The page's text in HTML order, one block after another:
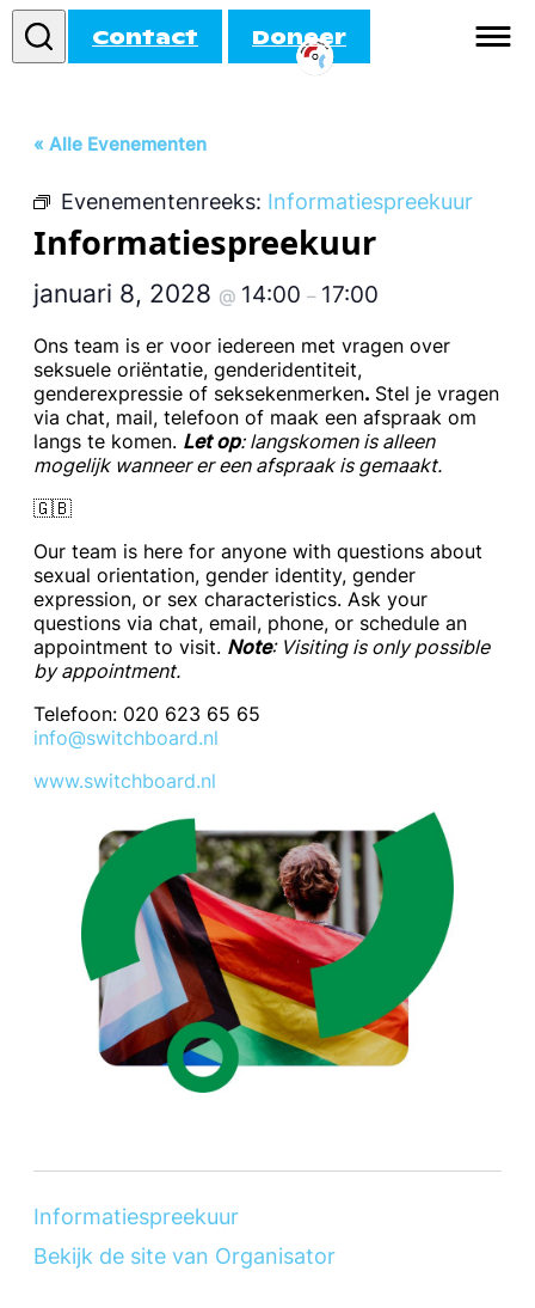
Contact Doneer
Activiteiten
Agenda
« Alle Evenementen
Evenementenreeks: Informatiespreekuur
Informatiespreekuur
januari 8, 2028 @ 14:00 – 17:00
Ons team is er voor iedereen met vragen over
seksuele oriëntatie, genderidentiteit,
genderexpressie of seksekenmerken. Stel je vragen
via chat, mail, telefoon of maak een afspraak om
langs te komen. Let op: langskomen is alleen
mogelijk wanneer er een afspraak is gemaakt.
🇬🇧
Our team is here for anyone with questions about
sexual orientation, gender identity, gender
expression, or sex characteristics. Ask your
questions via chat, email, phone, or schedule an
appointment to visit. Note: Visiting is only possible
by appointment.
Telefoon: 020 623 65 65
info@switchboard.nl
www.switchboard.nl
Informatiespreekuur
Bekijk de site van Organisator